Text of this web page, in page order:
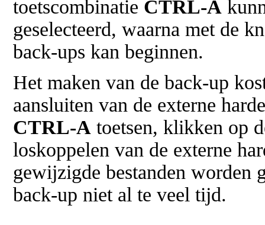
toetscombinatie CTRL-A
geselecteerd, waarna met de
back-ups kan beginnen.
Het maken van de back-up
aansluiten van de externe
CTRL-A toetsen, klikken op
loskoppelen van de externe
gewijzigde bestanden worden
back-up niet al te veel tijd.